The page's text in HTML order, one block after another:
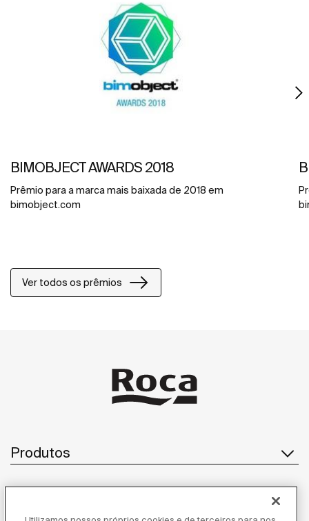
BIMOBJECT AWARDS 2018
Prêmio para a marca mais baixada de 2018 em
bimobject.com
Ver todos os prêmios
Produtos
Atendimento ao cliente